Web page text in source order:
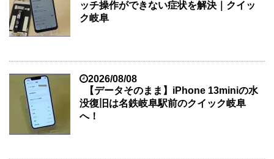
ッチ操作ができない症状を解決｜クイッ
ク岐阜
2026/08/08
【データそのまま】iPhone 13miniの水
没復旧は名鉄岐阜駅前のクイック岐阜
へ！